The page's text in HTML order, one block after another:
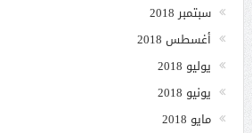
سبتمبر 2018
أغسطس 2018
يوليو 2018
يونيو 2018
مايو 2018